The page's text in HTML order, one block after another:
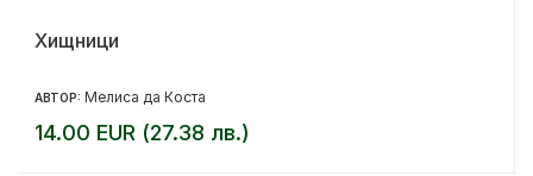
Хищници
АВТОР: Мелиса да Коста
14.00 EUR (27.38 лв.)